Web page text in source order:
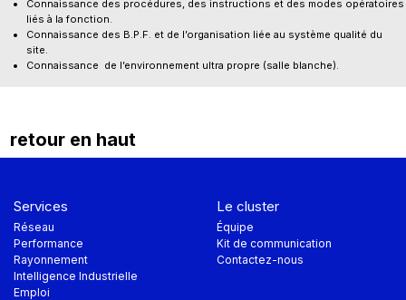
​Connaissance des procédures, des instructions et des modes opératoires
liés à la fonction.
Connaissance des B.P.F. et de l’organisation liée au système qualité du
site.
Connaissance de l’environnement ultra propre (salle blanche).
retour en haut
Services
Réseau
Performance
Rayonnement
Intelligence Industrielle
Emploi
Le cluster
Équipe
Kit de communication
Contactez-nous